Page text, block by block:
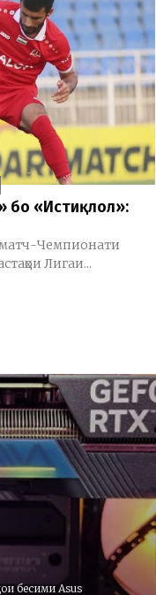
бо «Истиқлол»:
Чемпионати
Лигаи...